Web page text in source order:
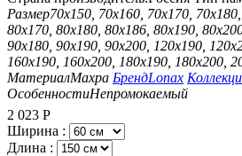
Размер70х150, 70х160, 70х170,
80х170, 80х180, 80х186, 80х190,
90х180, 90х190, 90х200, 120х190,
160х190, 160х200, 180х190, 180х200,
МатериалМахра БрендLonax
ОсобенностиНепромокаемый
2 023 Р
Ширина :
Длина :